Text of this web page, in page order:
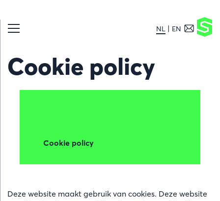
NL EN
Cookie policy
Cookie policy
Deze website maakt gebruik van cookies. Deze website